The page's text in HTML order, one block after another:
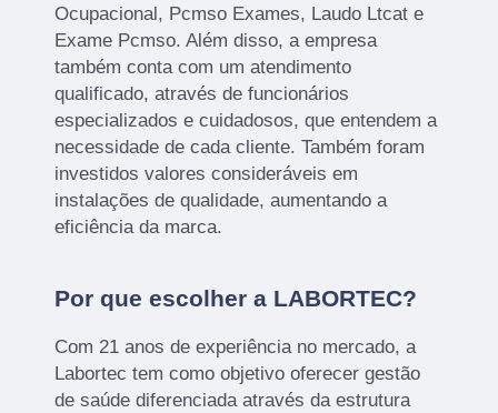
Ocupacional, Pcmso Exames, Laudo Ltcat e
Exame Pcmso. Além disso, a empresa
também conta com um atendimento
qualificado, através de funcionários
especializados e cuidadosos, que entendem a
necessidade de cada cliente. Também foram
investidos valores consideráveis em
instalações de qualidade, aumentando a
eficiência da marca.
Por que escolher a LABORTEC?
Com 21 anos de experiência no mercado, a
Labortec tem como objetivo oferecer gestão
de saúde diferenciada através da estrutura